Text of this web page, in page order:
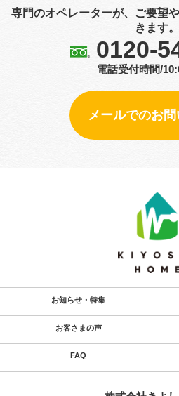
専門のオペレーターが、ご要望
きます。
0120-
電話受付時間/
メールでのお
お知らせ・特集
お客さまの声
FAQ